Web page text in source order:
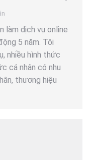
làm dịch vụ online
5 năm. Tôi
nhiều hình thức
cá nhân có nhu
thương hiệu